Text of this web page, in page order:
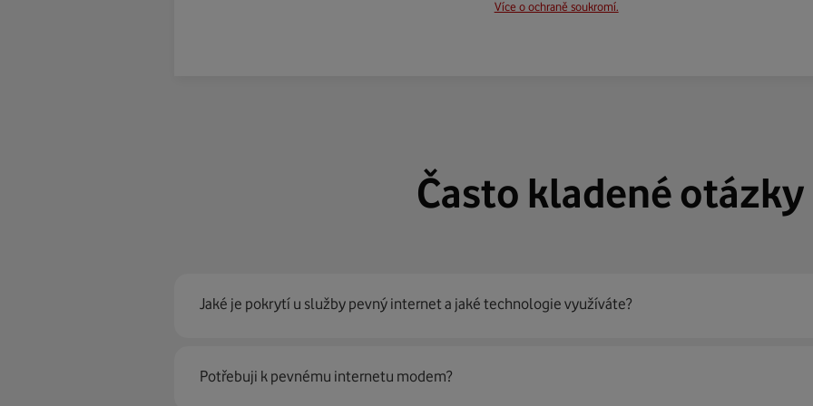
Více o ochraně soukromí.
Často kladené otázky
Jaké je pokrytí u služby pevný internet a jaké technologie využíváte?
Pevný internet můžeme nabídnout99 % českých domácností
prostřednictvím několika
Potřebuji k pevnému internetu modem?